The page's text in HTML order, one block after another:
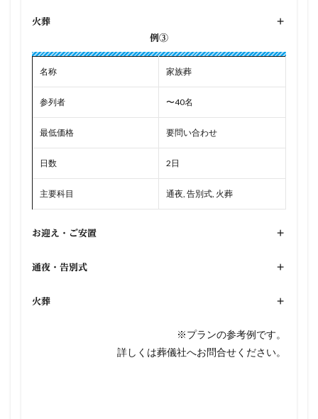
火葬
+
例③
名称 家族葬
参列者 〜40名
最低価格 要問い合わせ
日数 2日
主要科目 通夜, 告別式, 火葬
お迎え・ご安置 +
通夜・告別式 +
火葬 +
※プランの参考例です。
詳しくは葬儀社へお問合せください。